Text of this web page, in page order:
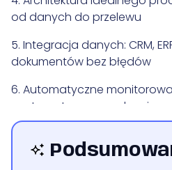
od danych do przelewu
5. Integracja danych: CRM,
dokumentów bez błędów
6. Automatyczne
zautomatyzowane dunning
7. Zarządzanie sporami i
do działu sprzedaży